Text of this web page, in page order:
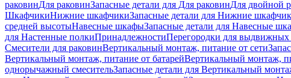
раковинДля раковинЗапасные детали для Для раковинДля двойной
ШкафчикиНижние шкафчикиЗапасные детали для Нижние
средней высотыНавесные шкафыЗапасные детали для Навесные
для Настенные полкиПринадлежностиПерегородки для
Смесители для раковинВертикальный монтаж, питание от сети
Вертикальный монтаж, питание от батарейВертикальный монтаж,
однорычажный смесительЗапасные детали для Вертикальный